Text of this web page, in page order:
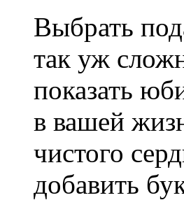
Выбрать
так уж
показать
в вашей
чистого
добавить